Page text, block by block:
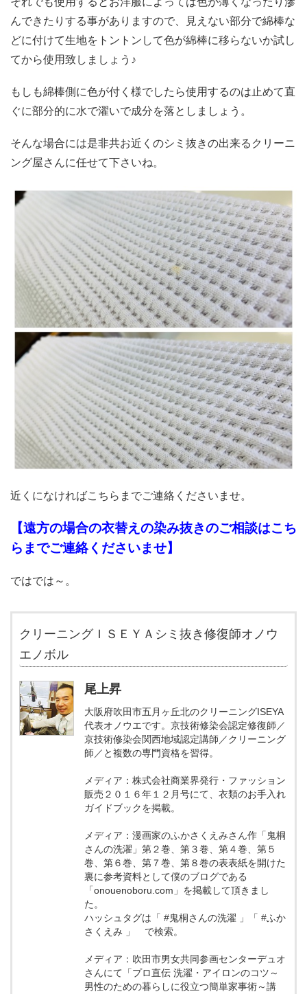
んできたりする事がありますので、見えない部分で綿棒な
どに付けて生地をトントンして色が綿棒に移らないか試し
てから使用致しましょう♪
もしも綿棒側に色が付く様でしたら使用するのは止めて直
ぐに部分的に水で濯いで成分を落としましょう。
そんな場合には是非共お近くのシミ抜きの出来るクリーニ
ング屋さんに任せて下さいね。
近くになければこちらまでご連絡くださいませ。
【遠方の場合の衣替えの染み抜きのご相談はこち
らまでご連絡くださいませ】
ではでは～。
クリーニングＩＳＥＹＡシミ抜き修復師オノウ
エノボル
尾上昇
大阪府吹田市五月ヶ丘北のクリーニングISEYA
代表オノウエです。京技術修染会認定修復師／
京技術修染会関西地域認定講師／クリーニング
師／と複数の専門資格を習得。
メディア：株式会社商業界発行・ファッション
販売２０１６年１２月号にて、衣類のお手入れ
ガイドブックを掲載。
メディア：漫画家のふかさくえみさん作「鬼桐
さんの洗濯」第２巻、第３巻、第４巻、第５
巻、第６巻、第７巻、第８巻の表表紙を開けた
裏に参考資料として僕のブログである
「onouenoboru.com」を掲載して頂きまし
た。
ハッシュタグは「 #鬼桐さんの洗濯 」「 #ふか
さくえみ 」 で検索。
メディア：吹田市男女共同参画センターデュオ
さんにて「プロ直伝 洗濯・アイロンのコツ～
男性のための暮らしに役立つ簡単家事術～講